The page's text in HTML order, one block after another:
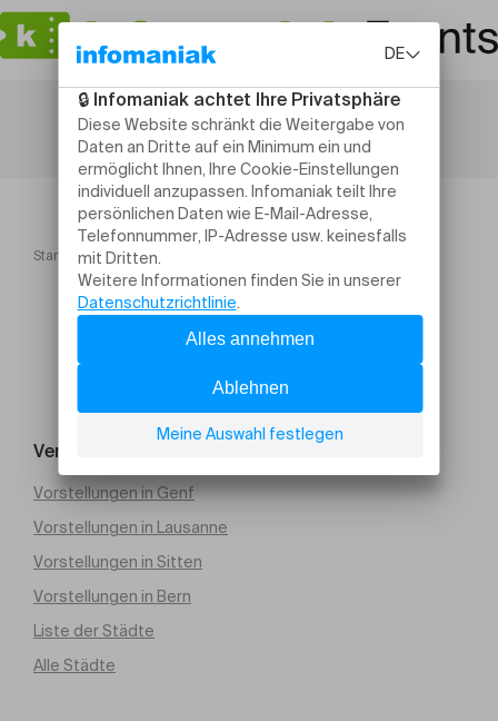
Startseite Contrechamps Saison 2026 2027
Veranstaltung suchen
Vorstellungen in Genf
Vorstellungen in Lausanne
Vorstellungen in Sitten
Vorstellungen in Bern
Liste der Städte
Alle Städte